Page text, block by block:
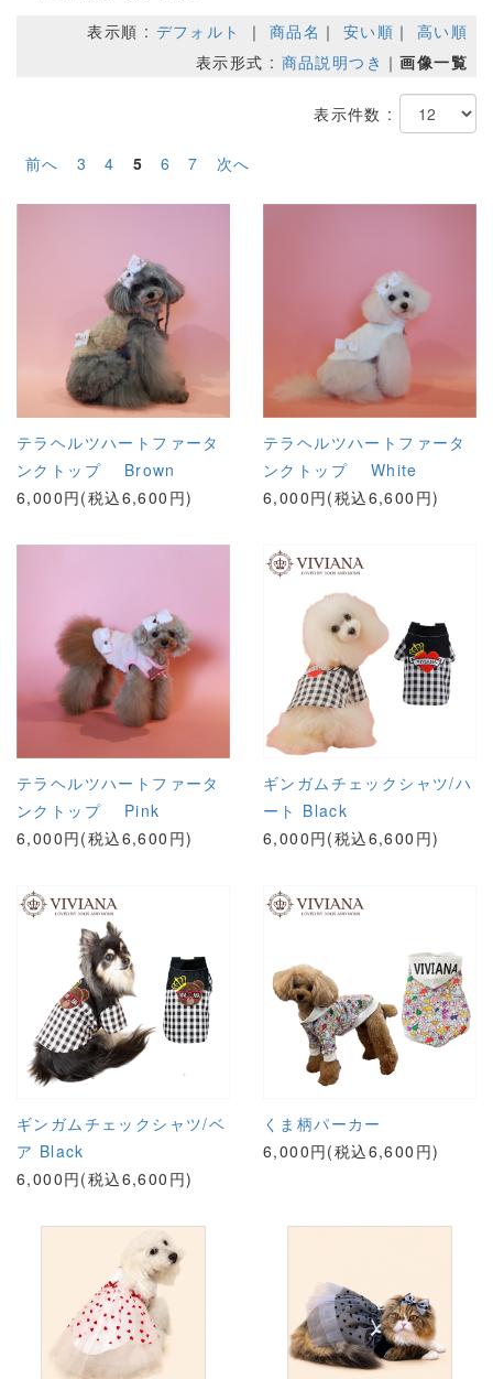
表示順 : デフォルト ｜ 商品名 ｜ 安い順 ｜ 高い順
表示形式 : 商品説明つき ｜画像一覧
表示件数 :
前へ 3 4 5 6 7 次へ
テラヘルツハートファータ
ンクトップ Brown
6,000円(税込6,600円)
テラヘルツハートファータ
ンクトップ White
6,000円(税込6,600円)
テラヘルツハートファータ
ンクトップ Pink
6,000円(税込6,600円)
ギンガムチェックシャツ/ハ
ート Black
6,000円(税込6,600円)
ギンガムチェックシャツ/ベ
ア Black
6,000円(税込6,600円)
くま柄パーカー
6,000円(税込6,600円)